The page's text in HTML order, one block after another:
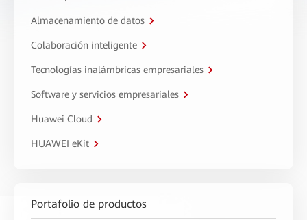
Almacenamiento de datos
Colaboración inteligente
Tecnologías inalámbricas empresariales
Software y servicios empresariales
Huawei Cloud
HUAWEI eKit
Portafolio de productos